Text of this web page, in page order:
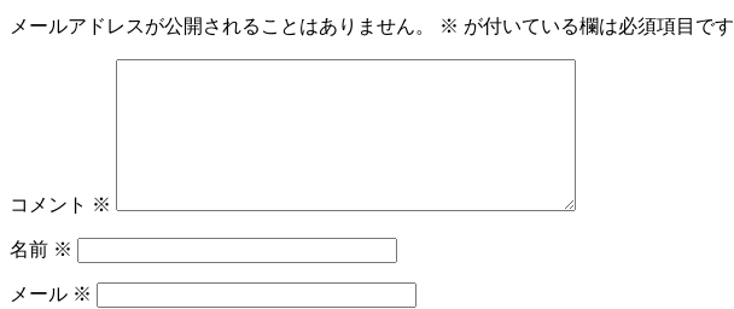
メールアドレスが公開されることはありません。 ※ が付いている欄は必須項目です
コメント ※
名前 ※
メール ※